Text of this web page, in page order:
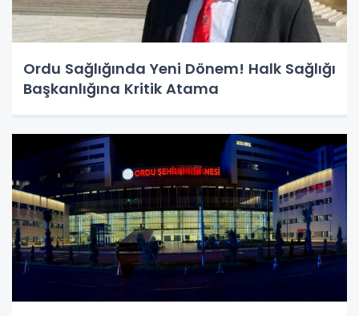
Ordu Sağlığında Yeni Dönem! Halk Sağlığı
Başkanlığına Kritik Atama